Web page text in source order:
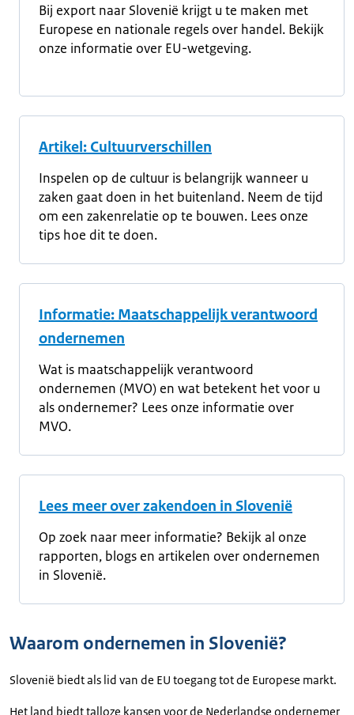
Bij export naar Slovenië krijgt u te maken met
Europese en nationale regels over handel. Bekijk
onze informatie over EU-wetgeving.
Artikel: Cultuurverschillen
Inspelen op de cultuur is belangrijk wanneer u
zaken gaat doen in het buitenland. Neem de tijd
om een zakenrelatie op te bouwen. Lees onze
tips hoe dit te doen.
Informatie: Maatschappelijk verantwoord
ondernemen
Wat is maatschappelijk verantwoord
ondernemen (MVO) en wat betekent het voor u
als ondernemer? Lees onze informatie over
MVO.
Lees meer over zakendoen in Slovenië
Op zoek naar meer informatie? Bekijk al onze
rapporten, blogs en artikelen over ondernemen
in Slovenië.
Waarom ondernemen in Slovenië?
Slovenië biedt als lid van de EU toegang tot de Europese markt.
Het land biedt talloze kansen voor de Nederlandse ondernemer